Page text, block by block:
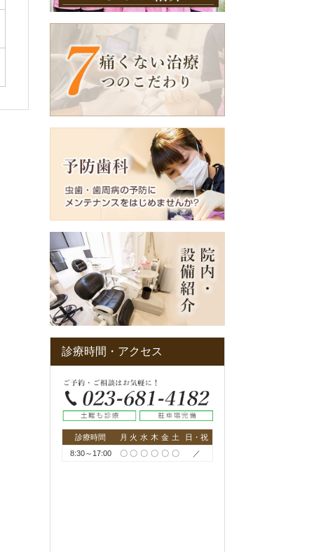
診療時間・アクセス
診療時間 月 火 水 木 金 土
日・祝
8:30～17:00
〇 〇 〇 〇 〇 〇 ／